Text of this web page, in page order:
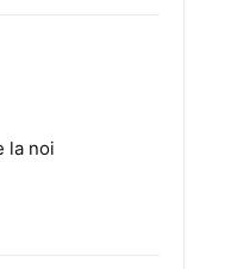
la noi